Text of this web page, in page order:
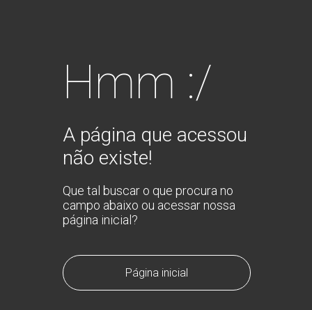
Hmm :/
A página que acessou
não existe!
Que tal buscar o que procura no
campo abaixo ou acessar nossa
página inicial?
Página inicial